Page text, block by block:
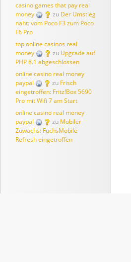
casino games that pay real
money
zu Der Umstieg
naht: vom Poco F3 zum Poco
F6 Pro
top online casinos real
money
zu Upgrade auf
PHP 8.1 abgeschlossen
online casino real money
paypal
zu Frisch
eingetroffen: Fritz!Box 5690
Pro mit Wifi 7 am Start
online casino real money
paypal
zu Mobiler
Zuwachs: FuchsMobile
Refresh eingetroffen